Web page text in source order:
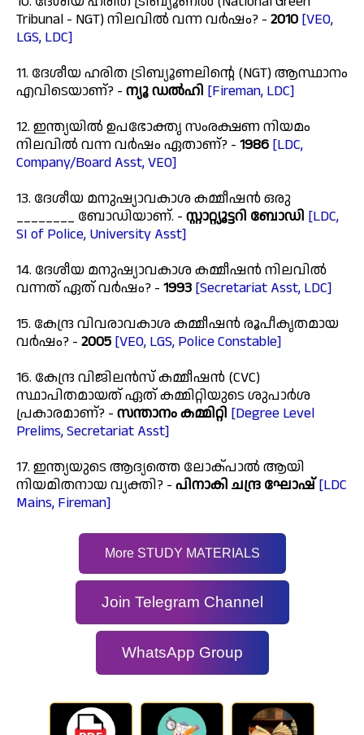
Tribunal - NGT) നിലവിൽ വന്ന വർഷം? - 2010 [VEO,
LGS, LDC]
11. ദേശീയ ഹരിത ട്രിബ്യൂണലിന്റെ (NGT) ആസ്ഥാനം
എവിടെയാണ്? - ന്യൂ ഡൽഹി [Fireman, LDC]
12. ഇന്ത്യയിൽ ഉപഭോക്തൃ സംരക്ഷണ നിയമം
നിലവിൽ വന്ന വർഷം ഏതാണ്? - 1986 [LDC,
Company/Board Asst, VEO]
13. ദേശീയ മനുഷ്യാവകാശ കമ്മീഷൻ ഒരു
________ ബോഡിയാണ്. - സ്റ്റാറ്റ്യൂട്ടറി ബോഡി [LDC,
SI of Police, University Asst]
14. ദേശീയ മനുഷ്യാവകാശ കമ്മീഷൻ നിലവിൽ
വന്നത് ഏത് വർഷം? - 1993 [Secretariat Asst, LDC]
15. കേന്ദ്ര വിവരാവകാശ കമ്മീഷൻ രൂപീകൃതമായ
വർഷം? - 2005 [VEO, LGS, Police Constable]
16. കേന്ദ്ര വിജിലൻസ് കമ്മീഷൻ (CVC)
സ്ഥാപിതമായത് ഏത് കമ്മിറ്റിയുടെ ശുപാർശ
പ്രകാരമാണ്? - സന്താനം കമ്മിറ്റി [Degree Level
Prelims, Secretariat Asst]
17. ഇന്ത്യയുടെ ആദ്യത്തെ ലോക്പാൽ ആയി
നിയമിതനായ വ്യക്തി? - പിനാകി ചന്ദ്ര ഘോഷ് [LDC
Mains, Fireman]
More STUDY MATERIALS
Join Telegram Channel
WhatsApp Group